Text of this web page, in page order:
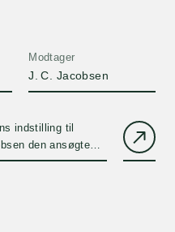
Modtager
J. C. Jacobsen
indstilling til
den ansøgte
Kopi